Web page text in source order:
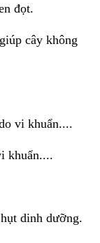
đọt.
cây không
vi khuẩn....
khuẩn....
dinh dưỡng.